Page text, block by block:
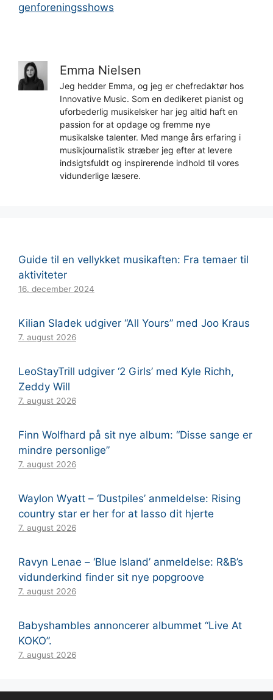
genforeningsshows
Emma Nielsen
Jeg hedder Emma, og jeg er chefredaktør hos
Innovative Music. Som en dedikeret pianist og
uforbederlig musikelsker har jeg altid haft en
passion for at opdage og fremme nye
musikalske talenter. Med mange års erfaring i
musikjournalistik stræber jeg efter at levere
indsigtsfuldt og inspirerende indhold til vores
vidunderlige læsere.
Guide til en vellykket musikaften: Fra temaer til
aktiviteter
16. december 2024
Kilian Sladek udgiver “All Yours” med Joo Kraus
7. august 2026
LeoStayTrill udgiver ‘2 Girls’ med Kyle Richh,
Zeddy Will
7. august 2026
Finn Wolfhard på sit nye album: “Disse sange er
mindre personlige”
7. august 2026
Waylon Wyatt – ‘Dustpiles’ anmeldelse: Rising
country star er her for at lasso dit hjerte
7. august 2026
Ravyn Lenae – ‘Blue Island’ anmeldelse: R&B’s
vidunderkind finder sit nye popgroove
7. august 2026
Babyshambles annoncerer albummet “Live At
KOKO”.
7. august 2026